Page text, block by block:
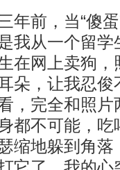
前，当“傻蛋
我从一个留学
在网上卖狗，
朵，让我忍俊
，完全和照片
都不可能，吃
缩地躲到角落